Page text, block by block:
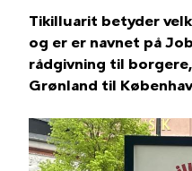
Tikilluarit betyder
og er er navnet på
rådgivning til
Grønland til